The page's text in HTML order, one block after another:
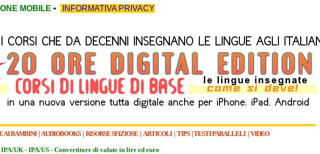
MOBILE • INFORMATIVA PRIVACY
AI BAMBINI| AUDIOBOOKS| RISORSE SFIZIOSE | ARTICOLI| TIPS|TESTI PARALLELI| VIDEO
UK- IPA/US - Convertitore di valute in lire ed euro